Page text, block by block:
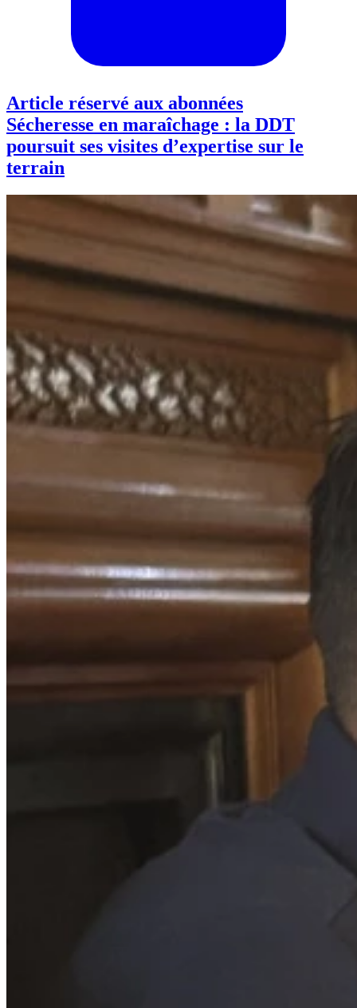
Article réservé aux abonnées
Sécheresse en maraîchage : la DDT
poursuit ses visites d’expertise sur le
terrain